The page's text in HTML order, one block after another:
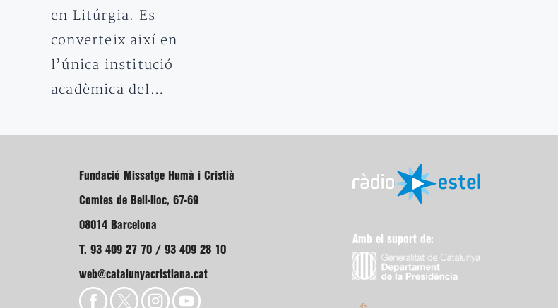
en Litúrgia. Es
converteix així en
l’única institució
acadèmica del…
Fundació Missatge Humà i Cristià
Comtes de Bell-lloc, 67-69
08014 Barcelona
T. 93 409 27 70 / 93 409 28 10
web@catalunyacristiana.cat
Amb el suport de: